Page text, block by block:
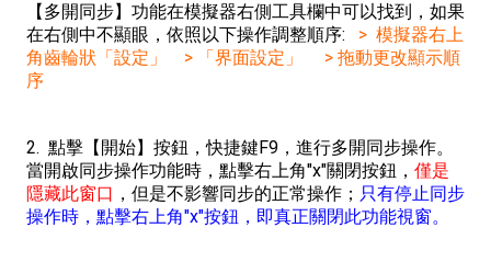
【多開同步】功能在模擬器右側工具欄中可以找到，如果
在右側中不顯眼，依照以下操作調整順序: > 模擬器右上
角齒輪狀「設定」 > 「界面設定」 > 拖動更改顯示順
序
2. 點擊【開始】按鈕，快捷鍵F9，進行多開同步操作。
當開啟同步操作功能時，點擊右上角"x"關閉按鈕， 僅是
隱藏此窗口 ，但是不影響同步的正常操作； 只有停止同步
操作時，點擊右上角"x"按鈕，即真正關閉此功能視窗。